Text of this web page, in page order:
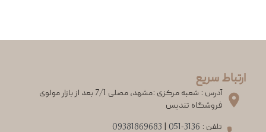
ارتباط سریع
آدرس : شعبه مرکزی :مشهد، مصلی 7/1 بعد از بازار مولوی
فروشگاه تندیس
تلفن : 051-3136
09381869683